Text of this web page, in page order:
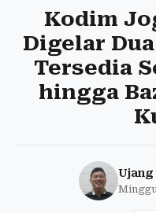
Kodim
Digelar
Tersedia
hingga
Ujang